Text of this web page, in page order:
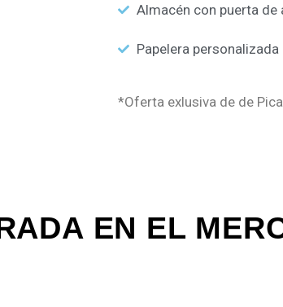
Almacén con puerta de
Papelera personalizada
*Oferta exlusiva de de
EN EL